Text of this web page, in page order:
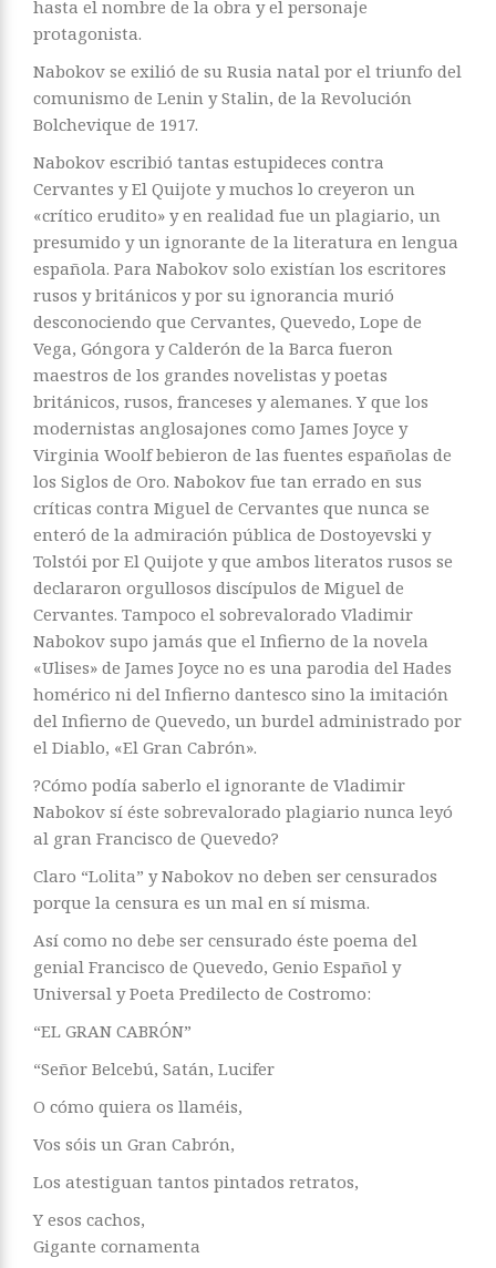
hasta el nombre de la obra y el personaje
protagonista.
Nabokov se exilió de su Rusia natal por el triunfo del
comunismo de Lenin y Stalin, de la Revolución
Bolchevique de 1917.
Nabokov escribió tantas estupideces contra
Cervantes y El Quijote y muchos lo creyeron un
«crítico erudito» y en realidad fue un plagiario, un
presumido y un ignorante de la literatura en lengua
española. Para Nabokov solo existían los escritores
rusos y británicos y por su ignorancia murió
desconociendo que Cervantes, Quevedo, Lope de
Vega, Góngora y Calderón de la Barca fueron
maestros de los grandes novelistas y poetas
británicos, rusos, franceses y alemanes. Y que los
modernistas anglosajones como James Joyce y
Virginia Woolf bebieron de las fuentes españolas de
los Siglos de Oro. Nabokov fue tan errado en sus
críticas contra Miguel de Cervantes que nunca se
enteró de la admiración pública de Dostoyevski y
Tolstói por El Quijote y que ambos literatos rusos se
declararon orgullosos discípulos de Miguel de
Cervantes. Tampoco el sobrevalorado Vladimir
Nabokov supo jamás que el Infierno de la novela
«Ulises» de James Joyce no es una parodia del Hades
homérico ni del Infierno dantesco sino la imitación
del Infierno de Quevedo, un burdel administrado por
el Diablo, «El Gran Cabrón».
?Cómo podía saberlo el ignorante de Vladimir
Nabokov sí éste sobrevalorado plagiario nunca leyó
al gran Francisco de Quevedo?
Claro “Lolita” y Nabokov no deben ser censurados
porque la censura es un mal en sí misma.
Así como no debe ser censurado éste poema del
genial Francisco de Quevedo, Genio Español y
Universal y Poeta Predilecto de Costromo:
“EL GRAN CABRÓN”
“Señor Belcebú, Satán, Lucifer
O cómo quiera os llaméis,
Vos sóis un Gran Cabrón,
Los atestiguan tantos pintados retratos,
Y esos cachos,
Gigante cornamenta